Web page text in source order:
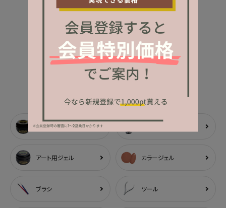
MORE
CATEGORY
カテゴリーから探す
ベース
アート用ジェル カラージェル
ブラシ ツール